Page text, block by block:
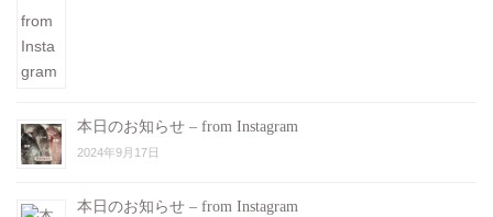
本日のお知らせ – from Instagram
2024年9月17日
本日のお知らせ – from Instagram